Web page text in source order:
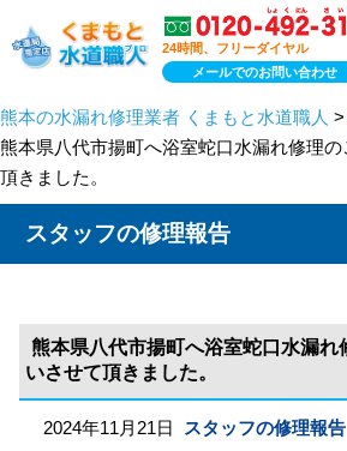
24時間、フリーダイヤル
メールでのお問い合わせ
熊本の水漏れ修理業者 くまもと水道職人 >
熊本県八代市揚町へ浴室蛇口水漏れ修理
頂きました。
スタッフの修理報告
熊本県八代市揚町へ浴室蛇口水漏れ
いさせて頂きました。
2024年11月21日 スタッフの修理報告